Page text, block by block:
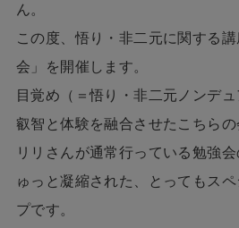
ん。
この度、悟り・非二元に関する
会」を開催します。
目覚め（＝悟り・非二元ノンデ
叡智と体験を融合させたこちらの
リリさんが通常行っている勉強
ゅっと凝縮された、とってもス
プです。